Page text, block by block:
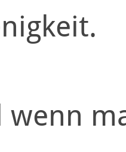
wenn